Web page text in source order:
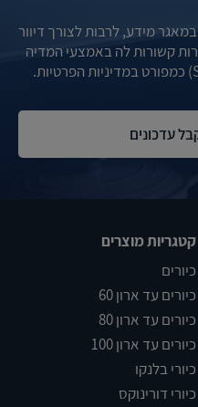
מידע, לרבות לצורך דיוור
קשורות לה באמצעי המדיה
קטגריות מוצרים
כיורים
כיורים עד ארון 60
כיורים עד ארון 80
כיורים עד ארון 100
כיורי בלנקו
כיורי דורינוקס